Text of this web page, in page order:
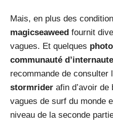
Mais, en plus des
magicseaweed fournit
vagues. Et quelques
communauté d’internaute
recommande de consulter
stormrider afin d’avoir de
vagues de surf du monde
niveau de la seconde